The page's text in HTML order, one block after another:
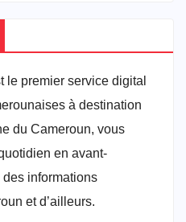
le premier service digital
à destination
du Cameroun, vous
en avant-
informations
et d’ailleurs.